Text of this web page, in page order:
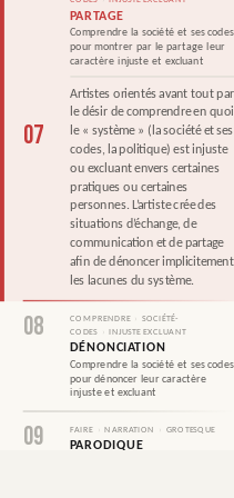
07
PARTAGE
Comprendre la société et ses codes
pour montrer par le partage leur
caractère injuste et excluant
Artistes orientés avant tout par
le désir de comprendre en quoi
le « système » (la société et ses
codes, la politique) est injuste
ou excluant envers certaines
pratiques ou certaines
personnes. L’artiste crée des
situations d’échange, de
communication et de partage
afin de dénoncer implicitement
les lacunes du système.
08 COMPRENDRE
SOCIÉTÉ-
CODES
INJUSTE EXCLUANT
DÉNONCIATION
Comprendre la société et ses codes
pour dénoncer leur caractère
injuste et excluant
09 FAIRE NARRATION GROTESQUE
PARODIQUE